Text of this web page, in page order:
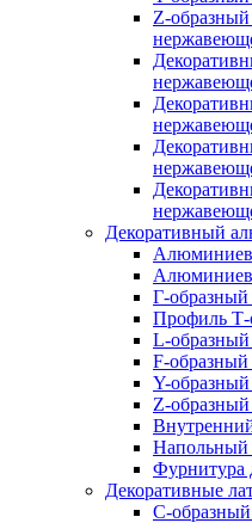
Z-
Декоративный
Г-
Профиль
L-
F-
Y-
Z-
Напольный
Фурнитура
Декоративные
C-